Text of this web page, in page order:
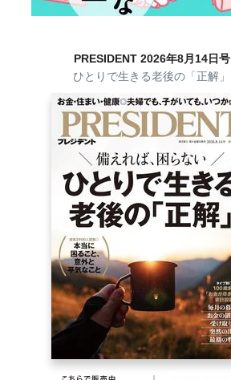
PRESIDENT 2026年8月14日号
ひとりで生きる老後の「正解」